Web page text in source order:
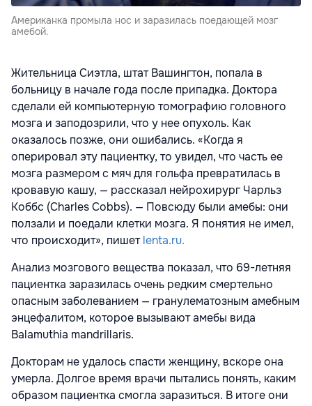
Американка промыла нос и заразилась поедающей мозг
амебой.
Жительница Сиэтла, штат Вашингтон, попала в
больницу в начале года после припадка. Доктора
сделали ей компьютерную томографию головного
мозга и заподозрили, что у нее опухоль. Как
оказалось позже, они ошибались. «Когда я
оперировал эту пациентку, то увидел, что часть ее
мозга размером с мяч для гольфа превратилась в
кровавую кашу, — рассказал нейрохирург Чарльз
Коббс (Charles Cobbs). — Повсюду были амебы: они
ползали и поедали клетки мозга. Я понятия не имел,
что происходит», пишетlenta.ru.
Анализ мозгового вещества показал, что 69-летняя
пациентка заразилась очень редким смертельно
опасным заболеванием — гранулематозным амебным
энцефалитом, которое вызывают амебы вида
Balamuthia mandrillaris.
Докторам не удалось спасти женщину, вскоре она
умерла. Долгое время врачи пытались понять, каким
образом пациентка смогла заразиться. В итоге они